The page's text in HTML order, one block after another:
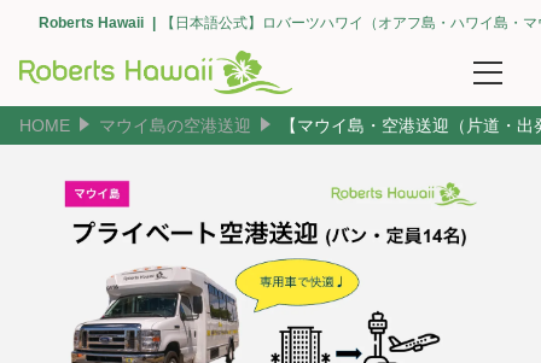
Roberts Hawaii 【日本語公式】ロバーツハワイ（オアフ島・ハワイ島・
予約確認
団体予約
空港送迎
【オアフ島】空港送迎（ホノルル・全て）
【オアフ島】エリアで選ぶ（ワイキキ）
HOME マウイ島の空港送迎 【マウイ島・空港送迎（片道・